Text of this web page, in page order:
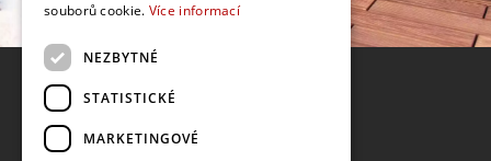
souborů cookie. Více informací
NEZBYTNÉ
STATISTICKÉ
MARKETINGOVÉ